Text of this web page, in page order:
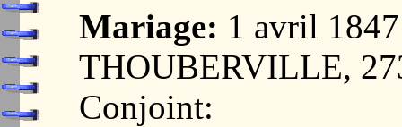
Mariage: 1 avril
THOUBERVILLE,
Conjoint: